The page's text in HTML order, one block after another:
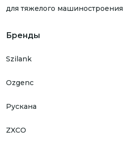
для тяжелого машиностроения
Бренды
Szilank
Ozgenc
Рускана
ZXCO